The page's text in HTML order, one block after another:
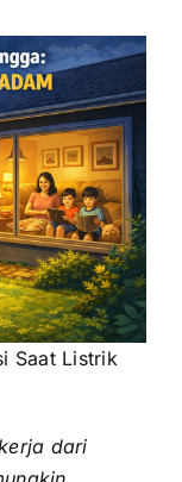
Saat Listrik
dari